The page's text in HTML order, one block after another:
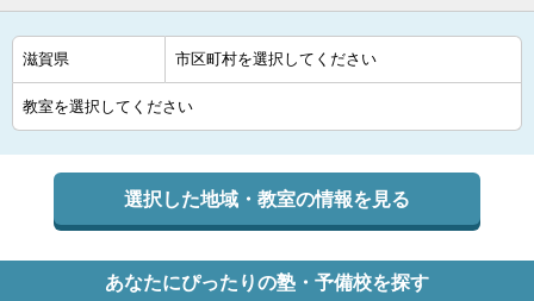
選択した地域・教室の情報を見る
あなたにぴったりの塾・予備校を探す